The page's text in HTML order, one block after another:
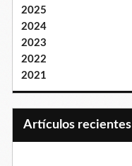
2025
2024
2023
2022
2021
Artículos recientes